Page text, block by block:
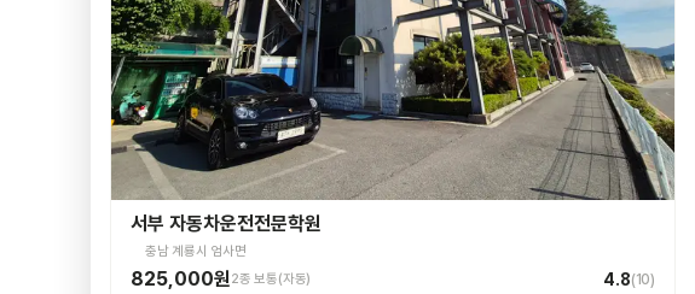
서부 자동차운전전문학원
충남 계룡시 엄사면
825,000원2종 보통(자동) 4.8(10)